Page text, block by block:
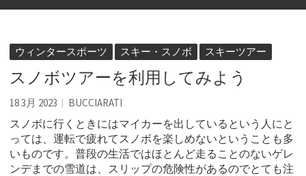
ウィンタースポーツ スキー・スノボ スキーツアー
スノボツアーを利用してみよう
18 3月 2023 BUCCIARATI
スノボに行くときにはマイカーを出しているという人にと
っては、運転で疲れてスノボを楽しめないということも多
いものです。 普段の生活ではほとんど走ることのないゲレ
ンデまでの雪道は、スリップの危険性があるのでとても注